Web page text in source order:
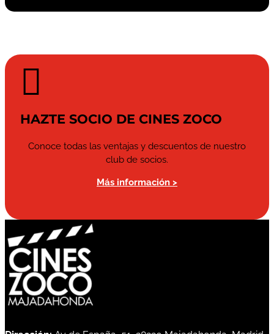

HAZTE SOCIO DE CINES ZOCO
Conoce todas las ventajas y descuentos de nuestro
club de socios.
Más información >